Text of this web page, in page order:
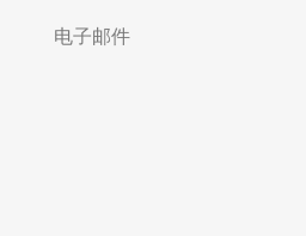
电子邮件